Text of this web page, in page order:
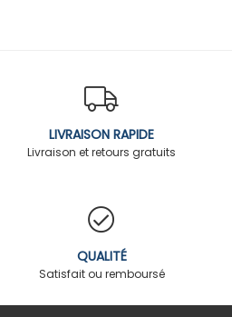
LIVRAISON RAPIDE
Livraison et retours gratuits
QUALITÉ
Satisfait ou remboursé